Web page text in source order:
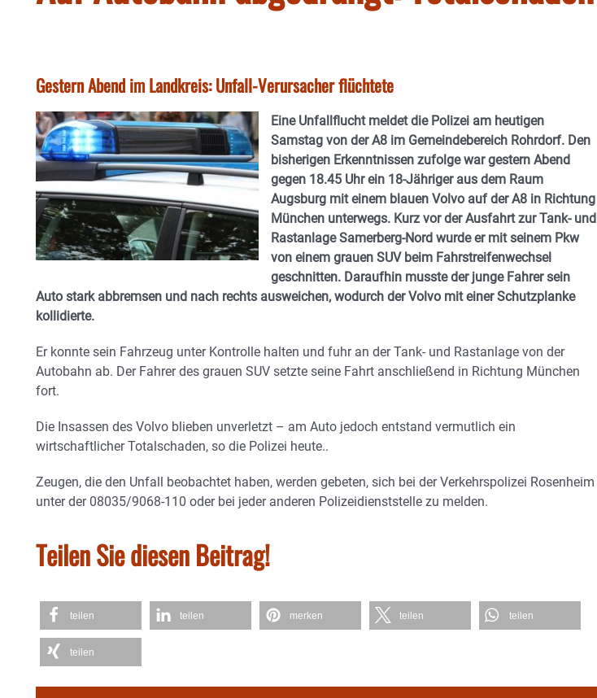
Gestern Abend im Landkreis: Unfall-Verursacher flüchtete
Eine Unfallflucht meldet die Polizei am heutigen
Samstag von der A8 im Gemeindebereich Rohrdorf. Den
bisherigen Erkenntnissen zufolge war gestern Abend
gegen 18.45 Uhr ein 18-Jähriger aus dem Raum
Augsburg mit einem blauen Volvo auf der A8 in Richtung
München unterwegs. Kurz vor der Ausfahrt zur Tank- und
Rastanlage Samerberg-Nord wurde er mit seinem Pkw
von einem grauen SUV beim Fahrstreifenwechsel
geschnitten. Daraufhin musste der junge Fahrer sein
Auto stark abbremsen und nach rechts ausweichen, wodurch der Volvo mit einer Schutzplanke
kollidierte.
Er konnte sein Fahrzeug unter Kontrolle halten und fuhr an der Tank- und Rastanlage von der
Autobahn ab. Der Fahrer des grauen SUV setzte seine Fahrt anschließend in Richtung München
fort.
Die Insassen des Volvo blieben unverletzt – am Auto jedoch entstand vermutlich ein
wirtschaftlicher Totalschaden, so die Polizei heute..
Zeugen, die den Unfall beobachtet haben, werden gebeten, sich bei der Verkehrspolizei Rosenheim
unter der 08035/9068-110 oder bei jeder anderen Polizeidienststelle zu melden.
Teilen Sie diesen Beitrag!
teilen teilen merken teilen teilen
teilen